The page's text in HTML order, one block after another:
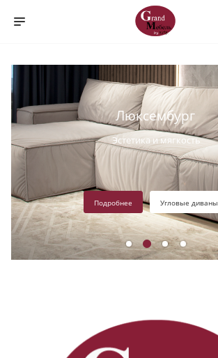
Люксембург
Эстетика и мягкость
Подробнее Угловые диваны